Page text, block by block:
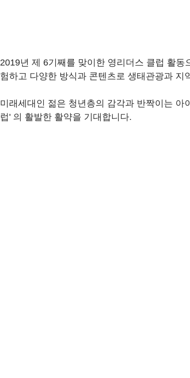
2019년 제 6기째를 맞이한 영리더스 클럽 활
험하고 다양한 방식과 콘텐츠로 생태관광과
미래세대인 젊은 청년층의 감각과 반짝이는
럽' 의 활발한 활약을 기대합니다.